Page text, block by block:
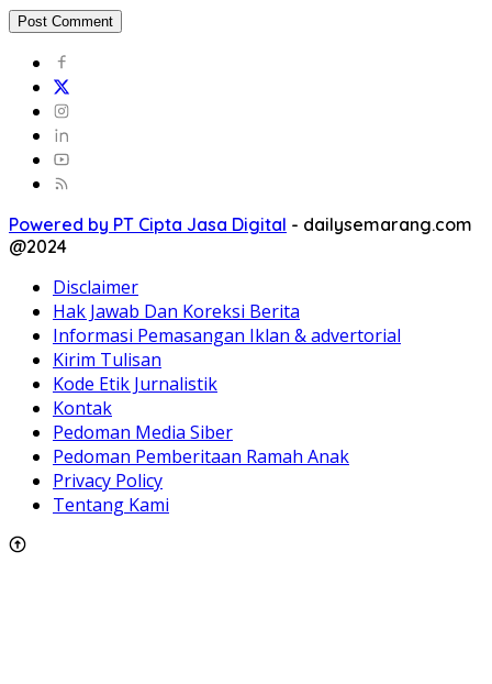
Powered by PT Cipta Jasa Digital - dailysemarang.com
@2024
Disclaimer
Hak Jawab Dan Koreksi Berita
Informasi Pemasangan Iklan & advertorial
Kirim Tulisan
Kode Etik Jurnalistik
Kontak
Pedoman Media Siber
Pedoman Pemberitaan Ramah Anak
Privacy Policy
Tentang Kami